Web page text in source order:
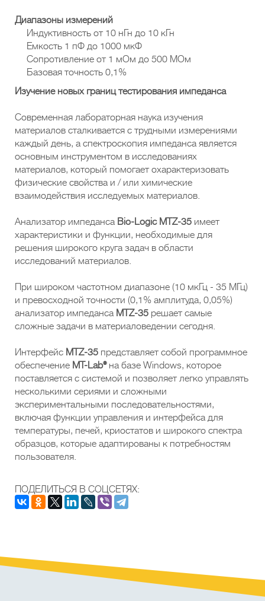
Диапазоны измерений
Индуктивность от 10 нГн до 10 кГн
Емкость 1 пФ до 1000 мкФ
Сопротивление от 1 мОм до 500 МОм
Базовая точность 0,1%
Изучение новых границ тестирования импеданса
Современная лабораторная наука изучения
материалов сталкивается с трудными измерениями
каждый день, а спектроскопия импеданса является
основным инструментом в исследованиях
материалов, который помогает охарактеризовать
физические свойства и / или химические
взаимодействия исследуемых материалов.
Анализатор импеданса Bio-Logic MTZ-35 имеет
характеристики и функции, необходимые для
решения широкого круга задач в области
исследований материалов.
При широком частотном диапазоне (10 мкГц - 35 МГц)
и превосходной точности (0,1% амплитуда, 0,05%)
анализатор импеданса MTZ-35 решает самые
сложные задачи в материаловедении сегодня.
Интерфейс MTZ-35 представляет собой программное
обеспечение MT-Lab®на базе Windows, которое
поставляется с системой и позволяет легко управлять
несколькими сериями и сложными
экспериментальными последовательностями,
включая функции управления и интерфейса для
температуры, печей, криостатов и широкого спектра
образцов, которые адаптированы к потребностям
пользователя.
ПОДЕЛИТЬСЯ В СОЦСЕТЯХ: